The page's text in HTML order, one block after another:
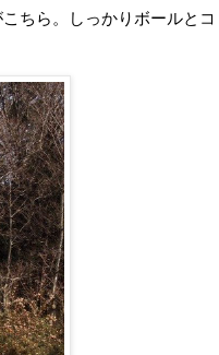
ちら。しっかりボールとコ